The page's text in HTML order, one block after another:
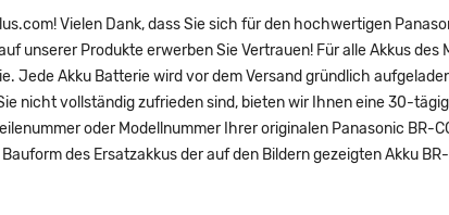
Vielen Dank, dass Sie sich für den hochwertigen
unserer Produkte erwerben Sie Vertrauen! Für alle Akkus des
Jede Akku Batterie wird vor dem Versand gründlich
nicht vollständig zufrieden sind, bieten wir Ihnen eine 30-
oder Modellnummer Ihrer originalen Panasonic BR-
des Ersatzakkus der auf den Bildern gezeigten Akku